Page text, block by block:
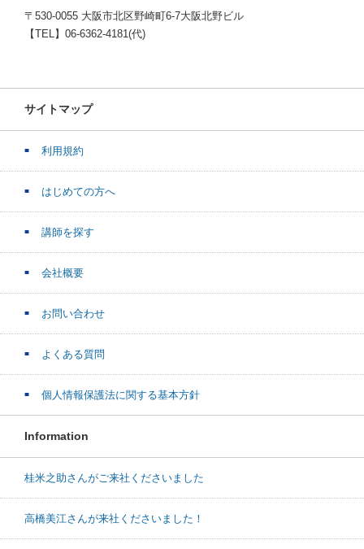
〒530-0055 大阪市北区野崎町6-7大阪北野ビル
【TEL】06-6362-4181(代)
サイトマップ
利用規約
はじめての方へ
講師を探す
会社概要
お問い合わせ
よくある質問
個人情報保護法に関する基本方針
Information
桂米之助さんがご来社くださいました
高橋美江さんが来社くださいました！